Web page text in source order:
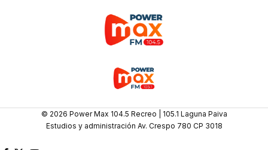
© 2026 Power Max 104.5 Recreo | 105.1 Laguna Paiva
Estudios y administración Av. Crespo 780 CP 3018